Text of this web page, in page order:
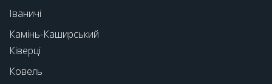
Іваничі
Камінь-Каширський
Ківерці
Ковель